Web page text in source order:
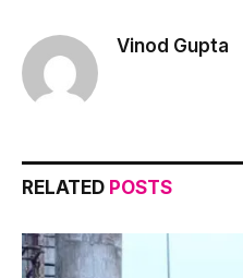
Vinod Gupta
RELATED POSTS